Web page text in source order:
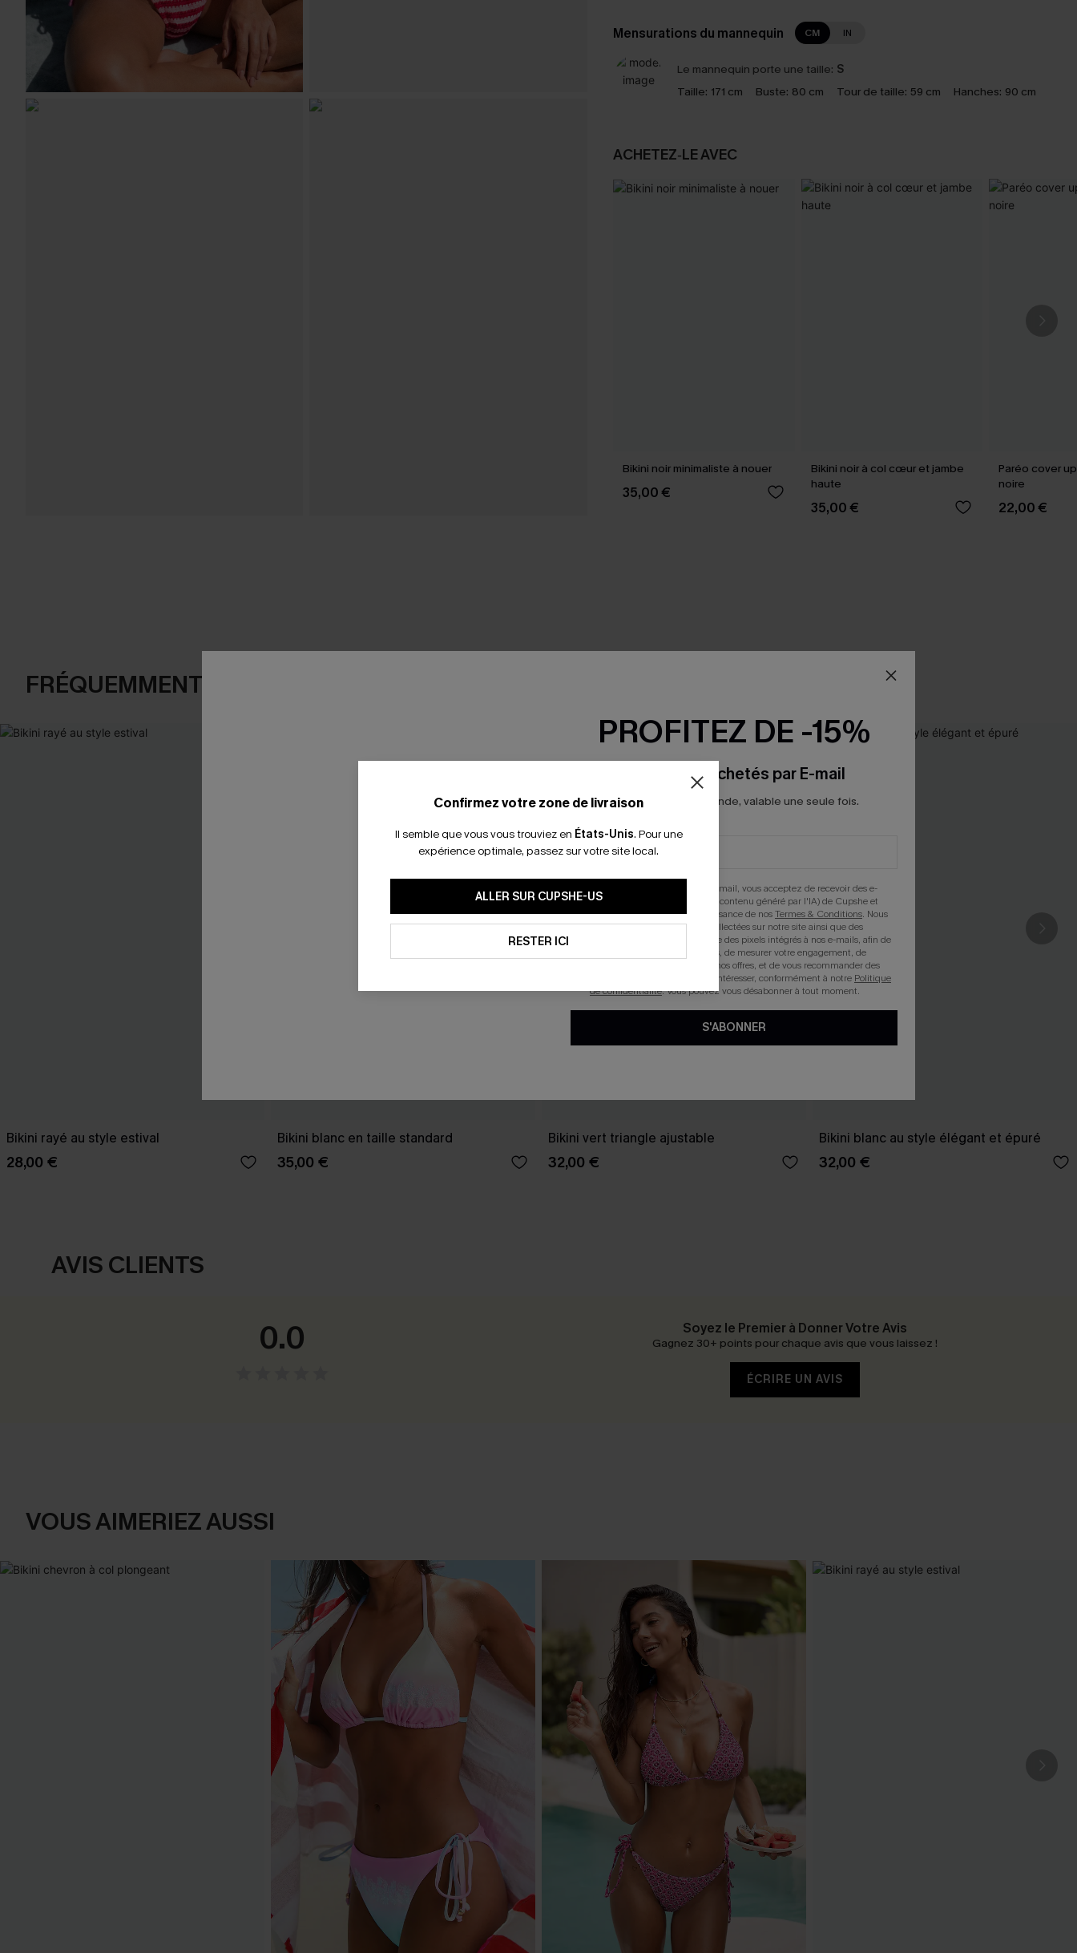
Mensurations du mannequin CM IN
Le mannequin porte une taille: S
Taille: 171 cm Buste: 80 cm Tour de taille: 59 cm Hanches: 90 cm
ACHETEZ‑LE AVEC
Bikini noir minimaliste à nouer
35,00 €
Bikini noir à col cœur et jambe
haute
35,00 €
Paréo cover
noire
22,00 €
FRÉQUEMMENT ACHETÉS ENSEMBLE
Bikini rayé au style estival
28,00 €
Bikini blanc en taille standard
35,00 €
Bikini vert triangle ajustable
32,00 €
Bikini blanc au style élégant et épuré
32,00 €
AVIS CLIENTS
0.0 Soyez le Premier à Donner Votre Avis
Gagnez 30+ points pour chaque avis que vous laissez !
ÉCRIRE UN AVIS
VOUS AIMERIEZ AUSSI
Confirmez votre zone de livraison
Il semble que vous vous trouviez en États-Unis. Pour une
expérience optimale, passez sur votre site local.
ALLER SUR CUPSHE-US
RESTER ICI
PROFITEZ DE -15%
-15% dès 2 Achetés par E-mail
*Un code par commande, valable une seule fois.
En soumettant votre adresse e-mail, vous acceptez de recevoir des e-
mails marketing (y compris du contenu généré par l'IA) de Cupshe et
reconnaissez avoir pris connaissance de nosTermes & Conditions. Nous
pouvons utiliser les données collectées sur notre site ainsi que des
technologies de suivi, telles que des pixels intégrés à nos e-mails, afin de
savoir si ceux-ci ont été ouverts, de mesurer votre engagement, de
personnaliser nos contenus et nos offres, et de vous recommander des
produits susceptibles de vous intéresser, conformément à notre Politique
de confidentialité. Vous pouvez vous désabonner à tout moment.
S'ABONNER